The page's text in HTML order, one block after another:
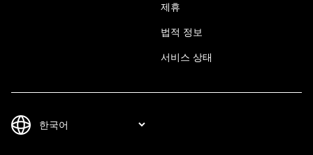
제휴
법적 정보
서비스 상태